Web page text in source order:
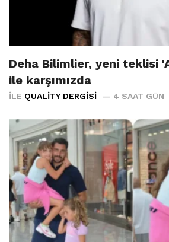
Deha Bilimlier, yeni teklisi
ile karşımızda
İLE QUALITY DERGISI 4 SAAT GÜN